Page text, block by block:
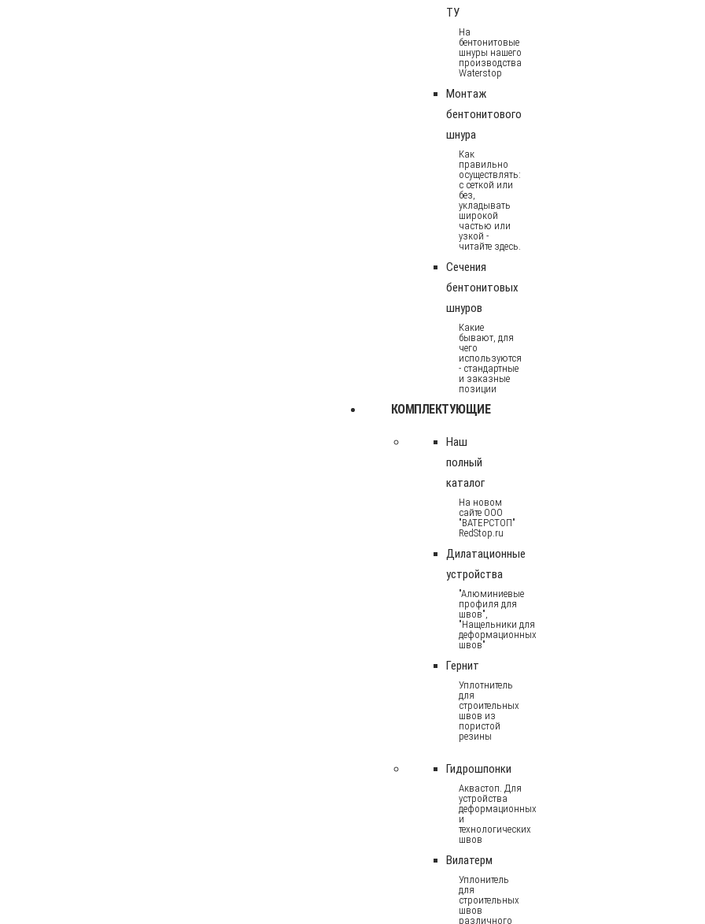
ТУ
На
бентонитовые
шнуры нашего
производства
Waterstop
Монтаж
бентонитового
шнура
Как
правильно
осуществлять:
с сеткой или
без,
укладывать
широкой
частью или
узкой -
читайте здесь.
Сечения
бентонитовых
шнуров
Какие
бывают, для
чего
используются
- стандартные
и заказные
позиции
КОМПЛЕКТУЮЩИЕ
Наш
полный
каталог
На новом
сайте ООО
"ВАТЕРСТОП"
RedStop.ru
Дилатационные
устройства
"Алюминиевые
профиля для
швов",
"Нащельники для
деформационных
швов"
Гернит
Уплотнитель
для
строительных
швов из
пористой
резины
Гидрошпонки
Аквастоп. Для
устройства
деформационных
и
технологических
швов
Вилатерм
Уплонитель
для
строительных
швов
различного